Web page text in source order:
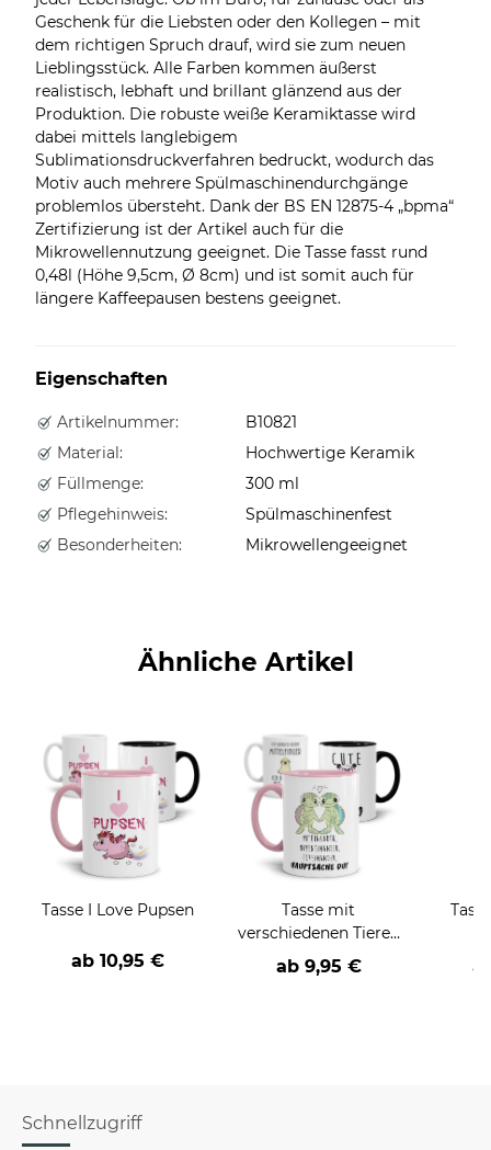
Geschenk für die Liebsten oder den Kollegen – mit
dem richtigen Spruch drauf, wird sie zum neuen
Lieblingsstück. Alle Farben kommen äußerst
realistisch, lebhaft und brillant glänzend aus der
Produktion. Die robuste weiße Keramiktasse wird
dabei mittels langlebigem
Sublimationsdruckverfahren bedruckt, wodurch das
Motiv auch mehrere Spülmaschinendurchgänge
problemlos übersteht. Dank der BS EN 12875-4 „bpma“
Zertifizierung ist der Artikel auch für die
Mikrowellennutzung geeignet. Die Tasse fasst rund
0,48l (Höhe 9,5cm, Ø 8cm) und ist somit auch für
längere Kaffeepausen bestens geeignet.
Eigenschaften
Artikelnummer:
B10821
Material:
Hochwertige Keramik
Füllmenge:
300 ml
Pflegehinweis:
Spülmaschinenfest
Besonderheiten:
Mikrowellengeeignet
Ähnliche Artikel
Tasse I Love Pupsen
ab 10,95 €
Tasse mit
verschiedenen Tieren
und Sprüchen
ab 9,95 €
Schnellzugriff